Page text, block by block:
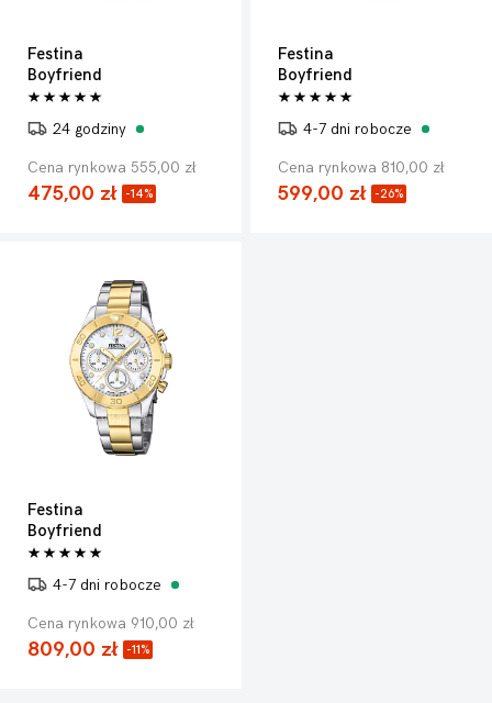
Festina
Boyfriend
24 godziny
Cena rynkowa 555,00 zł
475,00 zł -14%
Festina
Boyfriend
4-7 dni robocze
Cena rynkowa 810,00 zł
599,00 zł -26%
Festina
Boyfriend
4-7 dni robocze
Cena rynkowa 910,00 zł
809,00 zł -11%